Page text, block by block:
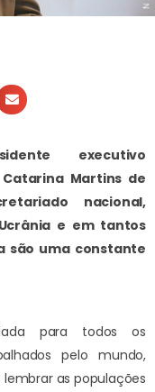
executivo
Martins de
nacional,
e em tantos
são uma constante
para todos os
pelo mundo,
as populações